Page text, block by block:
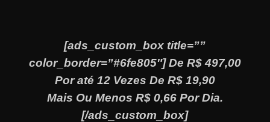
[ads_custom_box title=””
color_border=”#6fe805″] De R$ 497,00
Por até 12 Vezes De R$ 19,90
Mais Ou Menos R$ 0,66 Por Dia.
[/ads_custom_box]